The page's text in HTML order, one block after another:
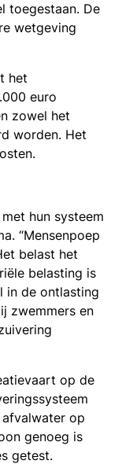
toegestaan. De
wetgeving
het
euro
zowel het
worden. Het
hun systeem
“Mensenpoep
belast het
belasting is
in de ontlasting
zwemmers en
op de
op
genoeg is
getest.